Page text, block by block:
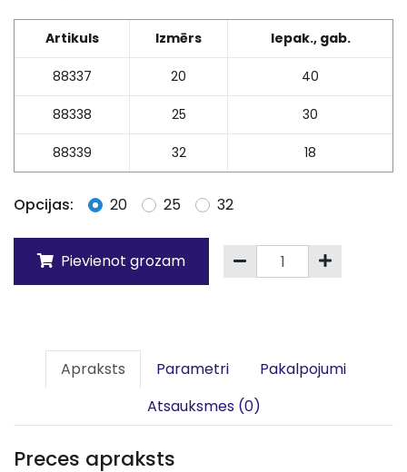
Artikuls Izmērs Iepak., gab.
88337 20 40
88338 25 30
88339 32 18
Opcijas: 20 25 32
Pievienot grozam
Apraksts Parametri
Pakalpojumi
Atsauksmes (0)
Preces apraksts